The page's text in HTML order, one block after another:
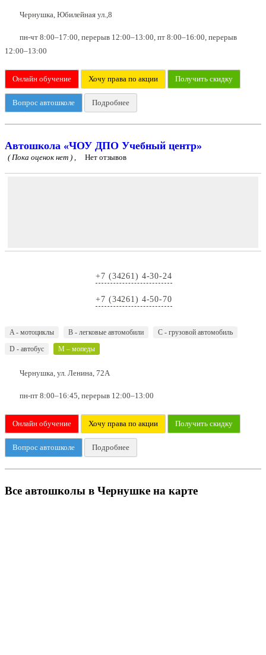
Чернушка, Юбилейная ул.,8
пн-чт 8:00–17:00, перерыв 12:00–13:00, пт 8:00–16:00, перерыв
12:00–13:00
Онлайн обучение Хочу права по акции Получить скидку
Вопрос автошколе Подробнее
Автошкола «ЧОУ ДПО Учебный центр»
( Пока оценок нет ) , Нет отзывов
+7 (34261) 4-30-24
+7 (34261) 4-50-70
A - мотоциклы B - легковые автомобили
C - грузовой автомобиль
D - автобус
M – мопеды
Чернушка, ул. Ленина, 72А
пн-пт 8:00–16:45, перерыв 12:00–13:00
Онлайн обучение Хочу права по акции Получить скидку
Вопрос автошколе Подробнее
Все автошколы в Чернушке на карте